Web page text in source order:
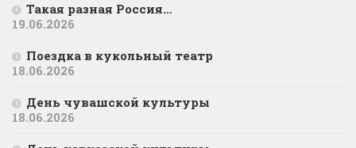
Такая разная Россия…
19.06.2026
Поездка в кукольный театр
18.06.2026
День чувашской культуры
18.06.2026